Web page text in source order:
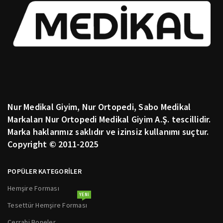
Nur Medikal Giyim, Nur Ortopedi, Sabo Medikal
Markaları Nur Ortopedi Medikal Giyim A.Ş. tescillidir.
Marka haklarımız saklıdır ve izinsiz kullanımı suçtur.
Copyright © 2011-2025
POPÜLER KATEGORİLER
Hemşire Forması
Tesettür Hemşire Forması
YENI